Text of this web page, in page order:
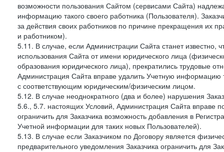
возможности пользования Сайтом (сервисами Сайта)
информацию такого своего работника (Пользователя).
за действия своих работников по причине прекращения их
и работником).
5.11. В случае, если Администрации Сайта станет
использования Сайта от имени юридического лица
образования юридического лица), прекратились трудовые
Администрация Сайта вправе удалить Учетную информацию
с соответствующим юридическим/физическим лицом.
5.12. В случае неоднократного (два и более) нарушения
5.6., 5.7. настоящих Условий, Администрация Сайта вправе
ограничить для Заказчика возможность добавления в
Учетной информации для таких новых Пользователей).
5.13. В случае если Заказчиком по Договору является
предварительного уведомления Заказчика ограничить для